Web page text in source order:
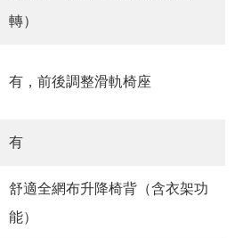
轉）
有，前後調整滑軌椅座
有
舒適全網布升降椅背（含衣架功
能）